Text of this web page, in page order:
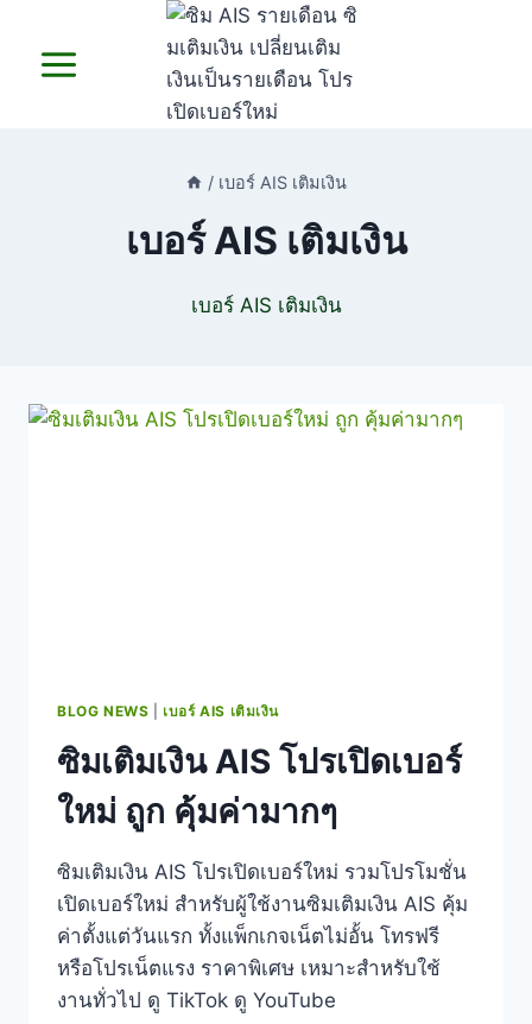
content
/ เบอร์ AIS เติมเงิน
เบอร์ AIS เติมเงิน
เบอร์ AIS เติมเงิน
BLOG NEWS เบอร์ AIS เติมเงิน
ซิมเติมเงิน AIS โปรเปิดเบอร์
ใหม่ ถูก คุ้มค่ามากๆ
ซิมเติมเงิน AIS โปรเปิดเบอร์ใหม่ รวมโปรโมชั่น
เปิดเบอร์ใหม่ สำหรับผู้ใช้งานซิมเติมเงิน AIS คุ้ม
ค่าตั้งแต่วันแรก ทั้งแพ็กเกจเน็ตไม่อั้น โทรฟรี
หรือโปรเน็ตแรง ราคาพิเศษ เหมาะสำหรับใช้
งานทั่วไป ดู TikTok ดู YouTube